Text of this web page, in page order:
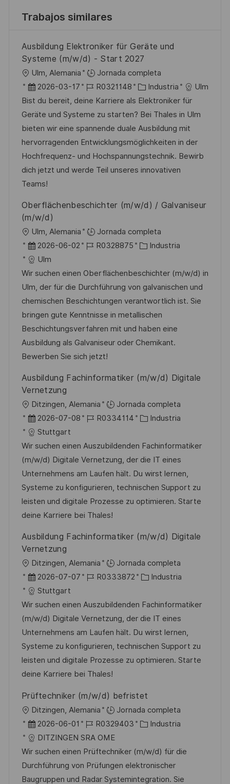
Trabajos similares
Ausbildung Elektroniker für Geräte und
Systeme (m/w/d) - Start 2027
U
b
i
c
a
c
i
ó
n
Ulm, Alemania
Jornada completa
F
e
c
h
a
d
e
p
b
c
a
2026-03-17
I
D
d
e
e
m
p
o
R0321148
C
a
t
e
g
o
r
Industria
Ulm
Bist du bereit, deine Karriere als Elektroniker für
Geräte und Systeme zu starten? Bei Thales in Ulm
bieten wir eine spannende duale Ausbildung mit
hervorragenden Entwicklungsmöglichkeiten in der
Hochfrequenz- und Hochspannungstechnik. Bewirb
dich jetzt und werde Teil unseres innovativen
Teams!
Oberflächenbeschichter (m/w/d) / Galvaniseur
(m/w/d)
U
b
c
a
c
i
ó
n
Ulm, Alemania
Jornada completa
F
e
c
h
a
d
e
p
u
l
a
c
2026-06-02
I
d
e
e
m
p
l
e
R0328875
C
t
e
g
o
r
í
Industria
Ulm
Wir suchen einen Oberflächenbeschichter (m/w/d) in
Ulm, der für die Durchführung von galvanischen und
chemischen Beschichtungen verantwortlich ist. Sie
bringen gute Kenntnisse in metallischen
Beschichtungsverfahren mit und haben eine
Ausbildung als Galvaniseur oder Chemikant.
Bewerben Sie sich jetzt!
Ausbildung Fachinformatiker (m/w/d) Digitale
Vernetzung
U
b
c
a
c
i
ó
n
Ditzingen, Alemania
Jornada completa
F
e
c
h
a
d
e
p
b
c
a
n
2026-07-08
I
d
e
e
m
p
o
R0334114
C
t
e
g
o
r
Industria
Stuttgart
Wir suchen einen Auszubildenden Fachinformatiker
(m/w/d) Digitale Vernetzung, der die IT eines
Unternehmens am Laufen hält. Du wirst lernen,
Systeme zu konfigurieren, technischen Support zu
leisten und digitale Prozesse zu optimieren. Starte
deine Karriere bei Thales!
Ausbildung Fachinformatiker (m/w/d) Digitale
Vernetzung
U
b
c
a
c
i
ó
n
Ditzingen, Alemania
Jornada completa
F
e
c
h
a
d
e
p
b
l
i
c
a
c
2026-07-07
I
d
e
e
m
p
o
R0333872
C
t
e
g
o
r
Industria
Stuttgart
Wir suchen einen Auszubildenden Fachinformatiker
(m/w/d) Digitale Vernetzung, der die IT eines
Unternehmens am Laufen hält. Du wirst lernen,
Systeme zu konfigurieren, technischen Support zu
leisten und digitale Prozesse zu optimieren. Starte
deine Karriere bei Thales!
Prüftechniker (m/w/d) befristet
U
b
c
a
c
Ditzingen, Alemania
Jornada completa
F
e
c
h
a
2026-06-01
I
D
d
e
e
R0329403
C
t
e
g
Industria
DITZINGEN SRA OME
Wir suchen einen Prüftechniker (m/w/d) für die
Durchführung von Prüfungen elektronischer
Baugruppen und Radar Systemintegration. Sie